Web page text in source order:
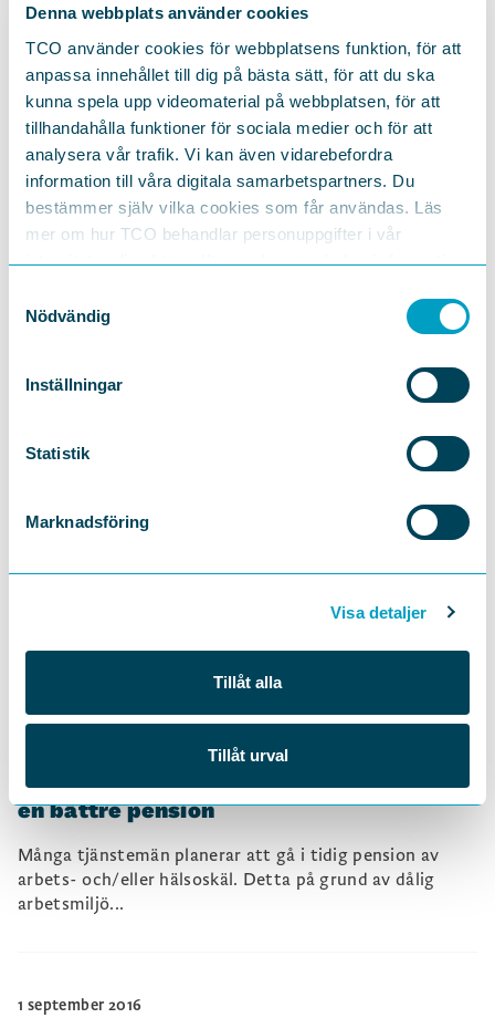
Denna webbplats använder cookies
TCO använder cookies för webbplatsens funktion, för att
anpassa innehållet till dig på bästa sätt, för att du ska
kunna spela upp videomaterial på webbplatsen, för att
tillhandahålla funktioner för sociala medier och för att
analysera vår trafik. Vi kan även vidarebefordra
information till våra digitala samarbetspartners. Du
bestämmer själv vilka cookies som får användas. Läs
mer om hur TCO behandlar personuppgifter i vår
integritetspolicyhttps://tco.se/om-tco/gdpr-information
Nödvändig
Inställningar
Statistik
Marknadsföring
Visa detaljer
Tillåt alla
Tillåt urval
7 november 2024
PENSION,ARBETSMILJÖ DEBATTARTIKEL
180 000 tjänstemän vill gå i pension i
förtid
En ny rapport från TCO visar att många tjänstemän vill
lämna arbetslivet före riktåldern. Det främsta skälet är
att...
PENSION,ARBETSMILJÖ
tjänstemännen på att arbeta till
I den här rapporten visar TCO hur tjänstemännen ser på
PENSION,ARBETSMILJÖ PRESSMEDDELANDE
Ny rapport från TCO: Så får
tjänstemännen ett längre arbetsliv – och
en bättre pension
Många tjänstemän planerar att gå i tidig pension av
arbets- och/eller hälsoskäl. Detta på grund av dålig
arbetsmiljö...
1 september 2016